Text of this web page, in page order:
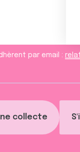
collecte
par email :